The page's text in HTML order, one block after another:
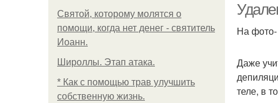
Святой, которому молятся о
помощи, когда нет денег - святитель
Иоанн.
Широллы. Этап атака.
* Как с помощью трав улучшить
собственную жизнь.
На фото-
Даже
теле, в